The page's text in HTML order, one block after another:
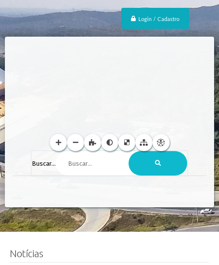
Login / Cadastro
Buscar...
Notícias